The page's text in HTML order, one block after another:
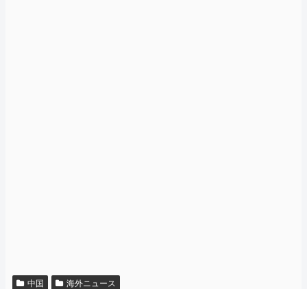
中国 海外ニュース